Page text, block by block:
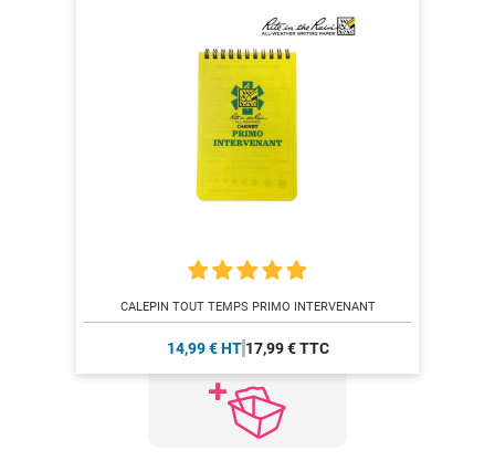
CALEPIN TOUT TEMPS PRIMO INTERVENANT
14,99 € HT 17,99 € TTC